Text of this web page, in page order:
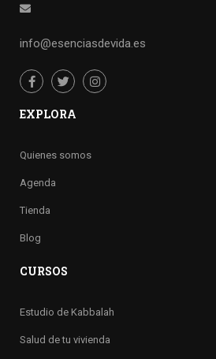
info@esenciasdevida.es
EXPLORA
Quienes somos
Agenda
Tienda
Blog
CURSOS
Estudio de Kabbalah
Salud de tu vivienda